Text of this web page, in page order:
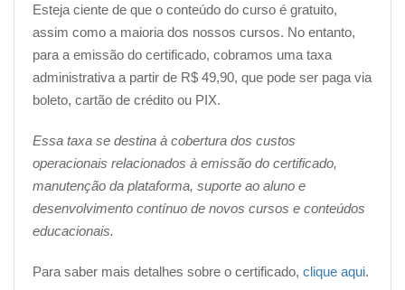
Assim que o pagamento for confirmado (o prazo de
confirmação varia dependendo do método de
pagamento escolhido), você receberá a liberação para
realizar o download do seu certificado.
Complemente seu aprendizado com
outros assuntos pertinentes na área:
que podem deixar seu currículo ainda mais completo.
Esteja ciente de que o conteúdo do curso é gratuito,
assim como a maioria dos nossos cursos. No entanto,
para a emissão do certificado, cobramos uma taxa
administrativa a partir de R$ 49,90, que pode ser paga via
boleto, cartão de crédito ou PIX.
Essa taxa se destina à cobertura dos custos
operacionais relacionados à emissão do certificado,
manutenção da plataforma, suporte ao aluno e
desenvolvimento contínuo de novos cursos e conteúdos
educacionais.
Para saber mais detalhes sobre o certificado, clique aqui.